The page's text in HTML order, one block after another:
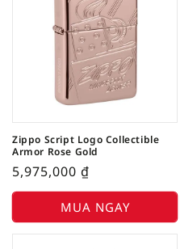
Zippo Script Logo Collectible
Armor Rose Gold
5,975,000 ₫
MUA NGAY